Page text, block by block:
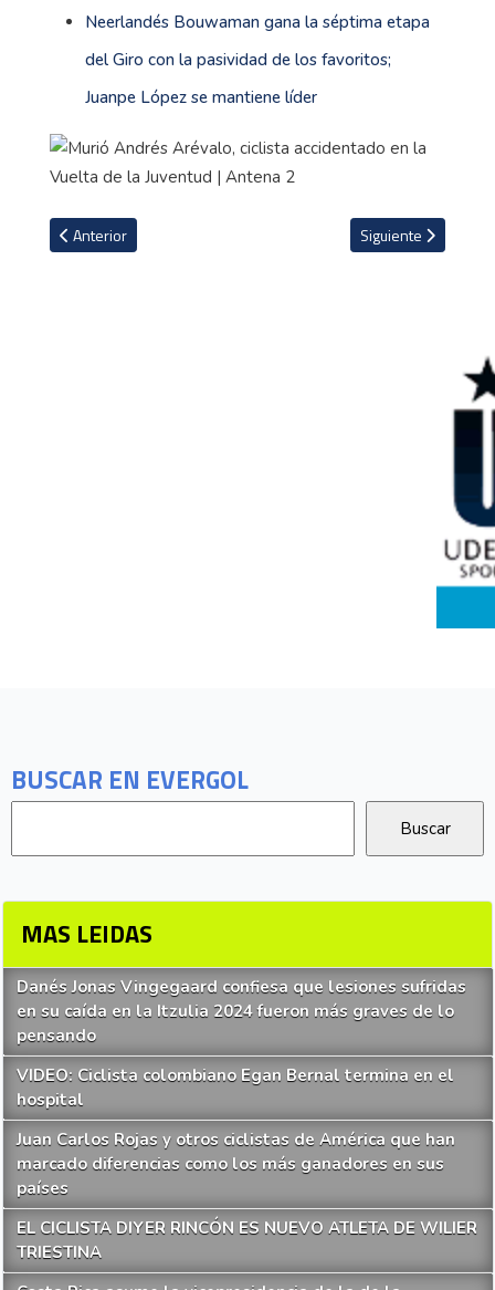
BUSCAR EN EVERGOL
MAS LEIDAS
Danés Jonas Vingegaard confiesa que lesiones sufridas
en su caída en la Itzulia 2024 fueron más graves de lo
pensando
VIDEO: Ciclista colombiano Egan Bernal termina en el
hospital
Juan Carlos Rojas y otros ciclistas de América que han
marcado diferencias como los más ganadores en sus
países
EL CICLISTA DIYER RINCÓN ES NUEVO ATLETA DE WILIER
TRIESTINA
Neerlandés Bouwaman gana la séptima etapa
del Giro con la pasividad de los favoritos;
Juanpe López se mantiene líder
Artículo anterior: Belga Thomas de Gendt gana octava etapa del
Anterior Artículo siguiente:
Siguiente